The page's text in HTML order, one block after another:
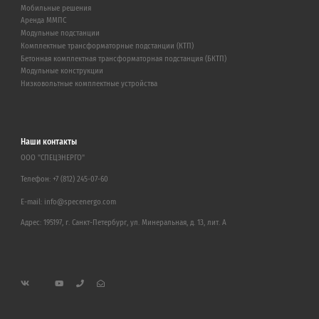
Мобильные решения
Аренда ММПС
Модульные подстанции
Комплектные трансформаторные подстанции (КТП)
Бетонная комплектная трансформаторная подстанция (БКТП)
Модульные конструкции
Низковольтные комплектные устройства
Наши контакты
ООО "СПЕЦЭНЕРГО"
Телефон: +7 (812) 245-07-60
E-mail: info@specenergo.com
Адрес: 195197, г. Санкт-Петербург, ул. Минеральная, д. 13, лит. А